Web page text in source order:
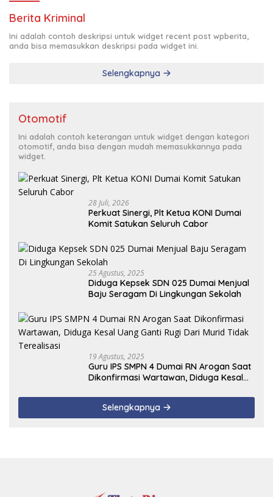
Berita Kriminal
Ini adalah contoh deskripsi untuk widget recent post wpberita,
anda bisa memasukkan deskripsi pada widget ini.
Selengkapnya
Otomotif
Ini adalah contoh keterangan untuk widget dengan kategori
otomotif, anda bisa dengan mudah memasukkannya pada
widget.
28 Juli, 2026
Perkuat Sinergi, Plt Ketua KONI Dumai
Komit Satukan Seluruh Cabor
25 Agustus, 2025
Diduga Kepsek SDN 025 Dumai Menjual
Baju Seragam Di Lingkungan Sekolah
19 Agustus, 2025
Guru IPS SMPN 4 Dumai RN Arogan Saat
Dikonfirmasi Wartawan, Diduga Kesal
Terealisasi
Selengkapnya